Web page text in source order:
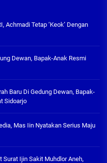
Achmadi Tetap ‘Keok’ Dengan
Dewan, Bapak-Anak Resmi
Baru Di Gedung Dewan, Bapak-
Sidoarjo
Mas Iin Nyatakan Serius Maju
Surat Ijin Sakit Muhdlor Aneh,